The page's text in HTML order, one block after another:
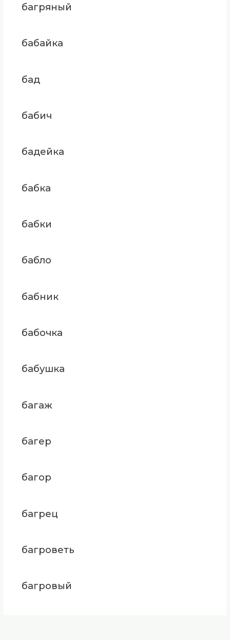
багряный
бабайка
бад
бабич
бадейка
бабка
бабки
бабло
бабник
бабочка
бабушка
багаж
багер
багор
багрец
багроветь
багровый